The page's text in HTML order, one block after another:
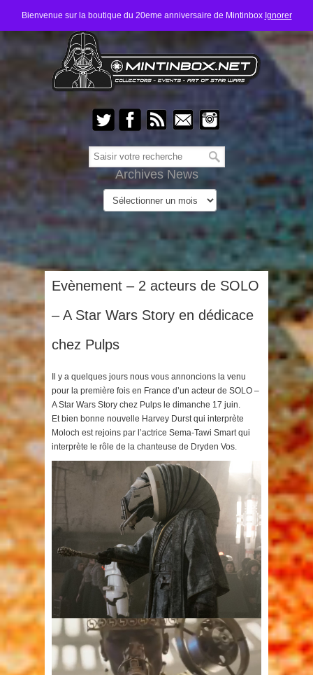
Bienvenue sur la boutique du 20eme anniversaire de Mintinbox Ignorer
Archives News
Evènement – 2 acteurs de SOLO
– A Star Wars Story en dédicace
chez Pulps
Il y a quelques jours nous vous annoncions la venu
pour la première fois en France d’un acteur de SOLO –
A Star Wars Story chez Pulps le dimanche 17 juin.
Et bien bonne nouvelle Harvey Durst qui interprète
Moloch est rejoins par l’actrice Sema-Tawi Smart qui
interprète le rôle de la chanteuse de Dryden Vos.